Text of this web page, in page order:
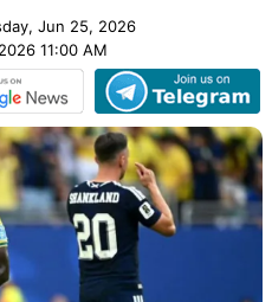
Jun 25, 2026
11:00 AM